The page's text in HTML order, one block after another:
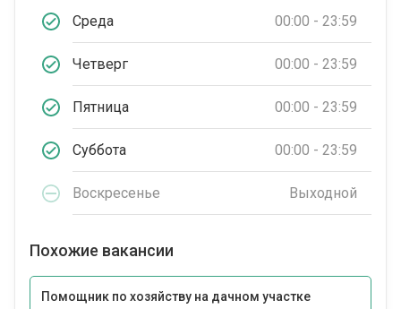
Среда 00:00 - 23:59
Четверг 00:00 - 23:59
Пятница 00:00 - 23:59
Суббота 00:00 - 23:59
Воскресенье Выходной
Похожие вакансии
Помощник по хозяйству на дачном участке